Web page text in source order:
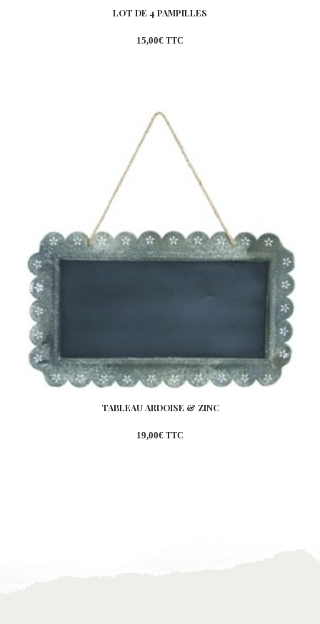
LOT DE 4 PAMPILLES
15,00€ TTC
TABLEAU ARDOISE & ZINC
19,00€ TTC